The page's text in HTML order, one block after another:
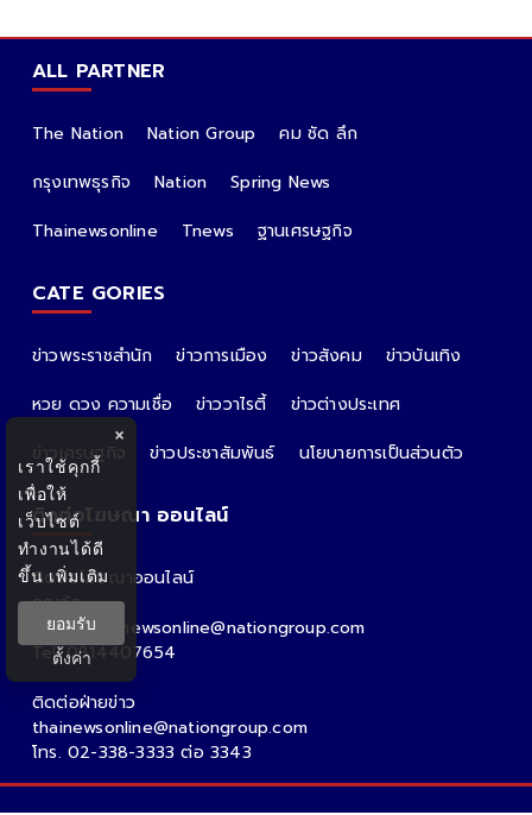
ALL PARTNER
The Nation Nation Group
คม ชัด ลึก
กรุงเทพธุรกิจ
Nation
Spring News
Thainewsonline
Tnews ฐานเศรษฐกิจ
CATE GORIES
ข่าวพระราชสำนัก ข่าวการเมือง ข่าวสังคม
ข่าวบันเทิง
หวย ดวง ความเชื่อ
ข่าววาไรตี้
ข่าวต่างประเทศ
ข่าวเศรษฐกิจ
ข่าวประชาสัมพันธ์ นโยบายการเป็นส่วนตัว
ติดต่อโฆษณา ออนไลน์
ติดต่อโฆษณาออนไลน์
คุณอ้อ
Email : thainewsonline@nationgroup.com
Tel: 0814407654
ติดต่อฝ่ายข่าว
thainewsonline@nationgroup.com
โทร. 02-338-3333 ต่อ 3343
×
เราใช้คุกกี้
เพื่อให้
เว็บไซต์
ทำงานได้ดี
ขึ้นเพิ่มเติม
ยอมรับ
ตั้งค่า